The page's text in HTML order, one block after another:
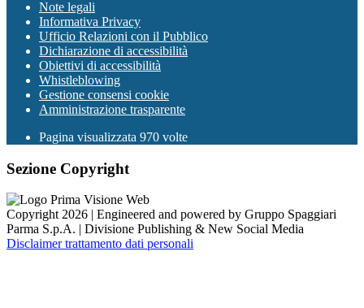
Note legali
Informativa Privacy
Ufficio Relazioni con il Pubblico
Dichiarazione di accessibilità
Obiettivi di accessibilità
Whistleblowing
Gestione consensi cookie
Amministrazione trasparente
Pagina visualizzata 970 volte
Sezione Copyright
Copyright 2026 | Engineered and powered by Gruppo Spaggiari
Parma S.p.A. | Divisione Publishing & New Social Media
Disclaimer trattamento dati personali